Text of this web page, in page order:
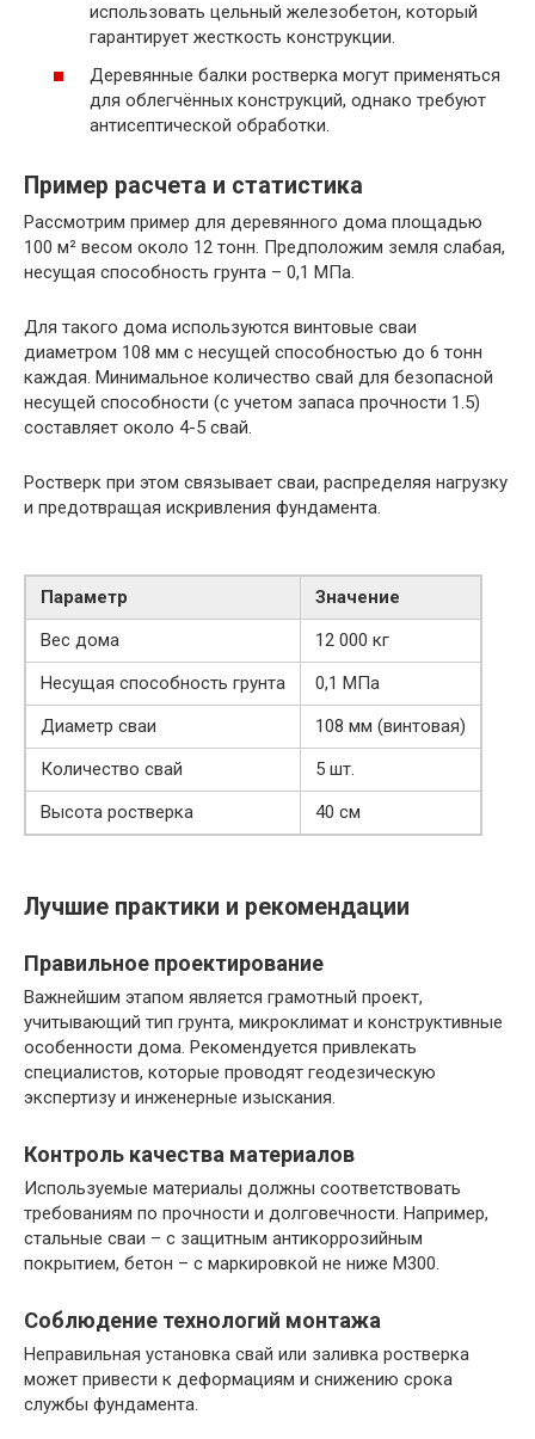
использовать цельный железобетон, который
гарантирует жесткость конструкции.
Деревянные балки ростверка могут применяться
для облегчённых конструкций, однако требуют
антисептической обработки.
Пример расчета и статистика
Рассмотрим пример для деревянного дома площадью
100 м² весом около 12 тонн. Предположим земля слабая,
несущая способность грунта – 0,1 МПа.
Для такого дома используются винтовые сваи
диаметром 108 мм с несущей способностью до 6 тонн
каждая. Минимальное количество свай для безопасной
несущей способности (с учетом запаса прочности 1.5)
составляет около 4-5 свай.
Ростверк при этом связывает сваи, распределяя нагрузку
и предотвращая искривления фундамента.
Параметр
Значение
Вес дома
12 000 кг
Несущая способность грунта
0,1 МПа
Диаметр сваи
108 мм (винтовая)
Количество свай
5 шт.
Высота ростверка
40 см
Лучшие практики и рекомендации
Правильное проектирование
Важнейшим этапом является грамотный проект,
учитывающий тип грунта, микроклимат и конструктивные
особенности дома. Рекомендуется привлекать
специалистов, которые проводят геодезическую
экспертизу и инженерные изыскания.
Контроль качества материалов
Используемые материалы должны соответствовать
требованиям по прочности и долговечности. Например,
стальные сваи – с защитным антикоррозийным
покрытием, бетон – с маркировкой не ниже М300.
Соблюдение технологий монтажа
Неправильная установка свай или заливка ростверка
может привести к деформациям и снижению срока
службы фундамента.